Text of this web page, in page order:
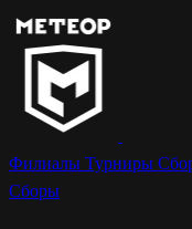
Филиалы Турниры
Сборы